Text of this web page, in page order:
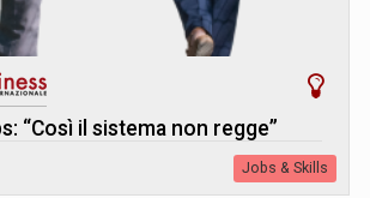
“Così il sistema non regge”
Jobs & Skills